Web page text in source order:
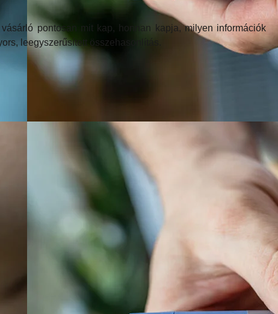
pontosan mit kap, honnan kapja, milyen információk
leegyszerűsített összehasonlítás.